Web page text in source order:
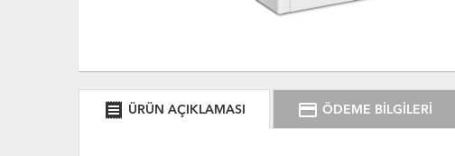
receipt ÜRÜN AÇIKLAMASI credit_card ÖDEME BİLGİLERİ